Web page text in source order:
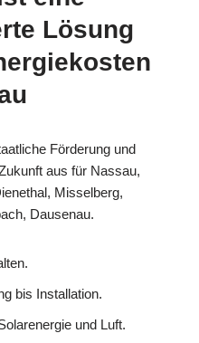
Lösung
Förderung und
aus für Nassau,
Misselberg,
Dausenau.
bis Installation.
und Luft.